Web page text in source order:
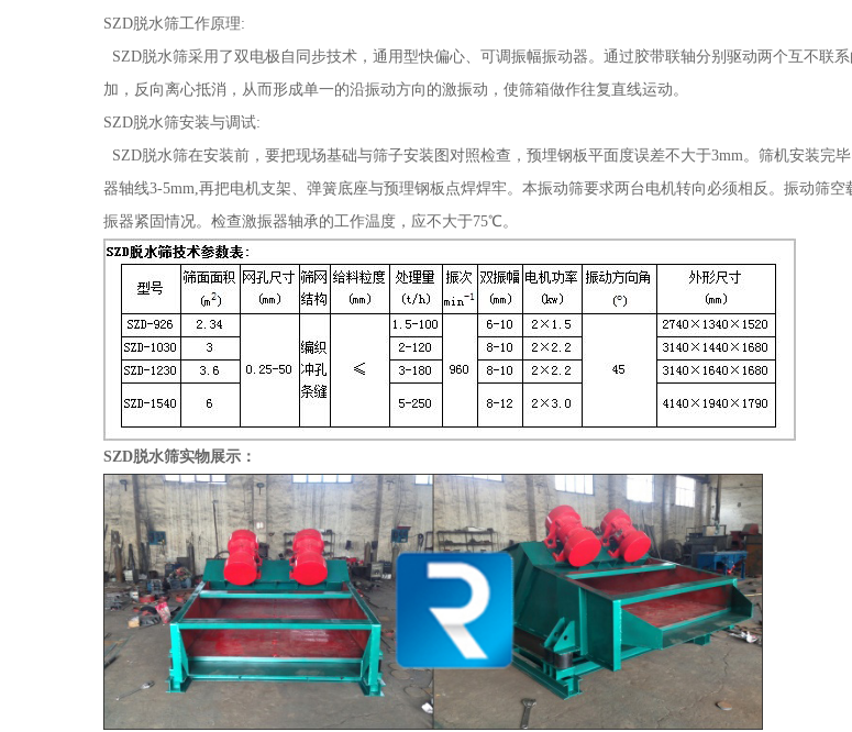
SZD脱水筛工作原理:
SZD脱水筛采用了双电极自同步技术，通用型快偏心、可调振幅振动器。通过胶带联轴分别驱动两个互不联
加，反向离心抵消，从而形成单一的沿振动方向的激振动，使筛箱做作往复直线运动。
SZD脱水筛安装与调试:
SZD脱水筛在安装前，要把现场基础与筛子安装图对照检查，预埋钢板平面度误差不大于3mm。筛机安装完
器轴线3-5mm,再把电机支架、弹簧底座与预理钢板点焊焊牢。本振动筛要求两台电机转向必须相反。振动筛
振器紧固情况。检查激振器轴承的工作温度，应不大于75℃。
SZD脱水筛实物展示：